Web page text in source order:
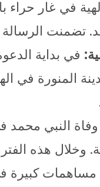
تضمنت الرسالة
في بداية
وخلال هذه
مساهمات كبيرة